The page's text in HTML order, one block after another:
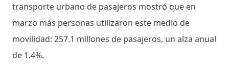
transporte urbano de pasajeros mostró que en
marzo más personas utilizaron este medio de
movilidad: 257.1 millones de pasajeros, un alza anual
de 1.4%.